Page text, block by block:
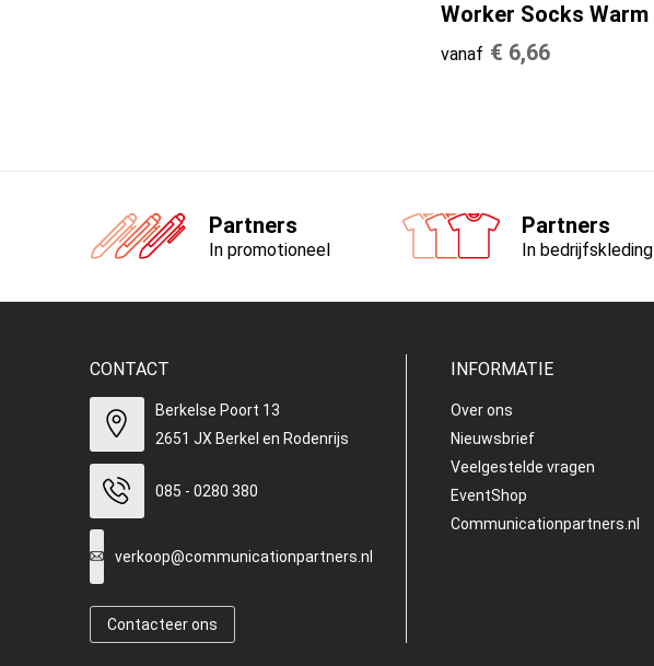
Worker Socks Warm
vanaf € 6,66
Partners
In promotioneel
Partners
In bedrijfskleding
CONTACT
Berkelse Poort 13
2651 JX Berkel en Rodenrijs
085 - 0280 380
verkoop@communicationpartners.nl
Contacteer ons
INFORMATIE
Over ons
Nieuwsbrief
Veelgestelde vragen
EventShop
Communicationpartners.nl